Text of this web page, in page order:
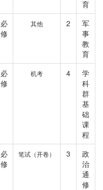
育
必
修
其他 2
军
事
教
育
必
修
机考 4
学
科
群
基
础
课
程
必
修
笔试（开卷） 3
政
治
通
修